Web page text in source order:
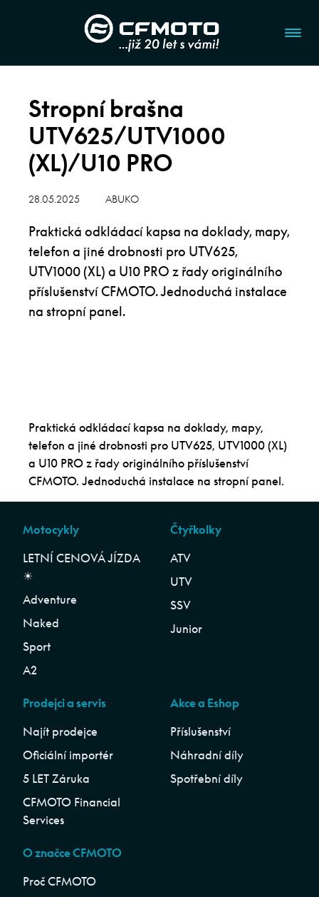
Stropní brašna
UTV625/UTV1000
(XL)/U10 PRO
28.05.2025 ABUKO
Praktická odkládací kapsa na doklady, mapy,
telefon a jiné drobnosti pro UTV625,
UTV1000 (XL) a U10 PRO z řady originálního
příslušenství CFMOTO. Jednoduchá instalace
na stropní panel.
Praktická odkládací kapsa na doklady, mapy,
telefon a jiné drobnosti pro UTV625, UTV1000 (XL)
a U10 PRO z řady originálního příslušenství
CFMOTO. Jednoduchá instalace na stropní panel.
Motocykly
LETNÍ CENOVÁ JÍZDA
☀︎
Adventure
Naked
Sport
A2
Čtyřkolky
ATV
UTV
SSV
Junior
Prodejci a servis
Najít prodejce
Oficiální importér
5 LET Záruka
CFMOTO Financial
Services
Akce a Eshop
Příslušenství
Náhradní díly
Spotřební díly
O značce CFMOTO
Proč CFMOTO